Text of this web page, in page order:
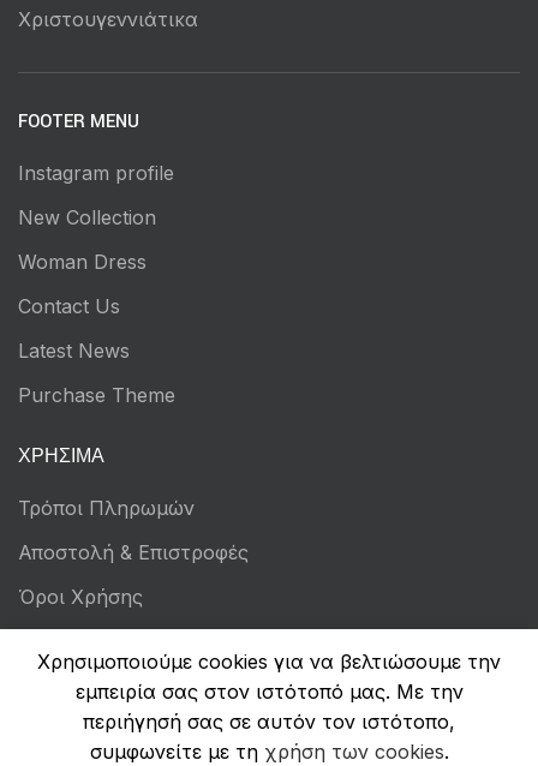
Χριστουγεννιάτικα
FOOTER MENU
Instagram profile
New Collection
Woman Dress
Contact Us
Latest News
Purchase Theme
ΧΡΉΣΙΜΑ
Τρόποι Πληρωμών
Αποστολή & Επιστροφές
Όροι Χρήσης
Ασφάλεια Συναλλαγών
Χρησιμοποιούμε cookies για να βελτιώσουμε την
εμπειρία σας στον ιστότοπό μας. Με την
περιήγησή σας σε αυτόν τον ιστότοπο,
συμφωνείτε με τη χρήση των cookies.